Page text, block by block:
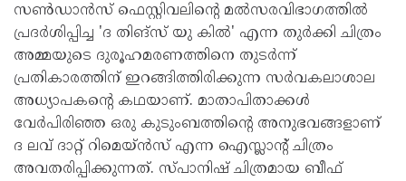
സണ്‍ഡാന്‍സ് ഫെസ്റ്റിവലിന്റെ മല്‍സരവിഭാഗത്തില്‍
പ്രദര്‍ശിപ്പിച്ച 'ദ തിങ്‌സ് യു കില്‍' എന്ന തുര്‍ക്കി ചിത്രം
അമ്മയുടെ ദുരൂഹമരണത്തിനെ തുടര്‍ന്ന്
പ്രതികാരത്തിന് ഇറങ്ങിത്തിരിക്കുന്ന സര്‍വകലാശാല
അധ്യാപകന്റെ കഥയാണ്. മാതാപിതാക്കള്‍
വേര്‍പിരിഞ്ഞ ഒരു കുടുംബത്തിന്റെ അനുഭവങ്ങളാണ്
ദ ലവ് ദാറ്റ് റിമെയ്ന്‍സ് എന്ന ഐസ്ലാന്റ് ചിത്രം
അവതരിപ്പിക്കുന്നത്. സ്പാനിഷ് ചിത്രമായ ബീഫ്